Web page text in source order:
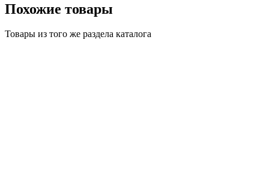
Похожие товары
Товары из того же раздела каталога